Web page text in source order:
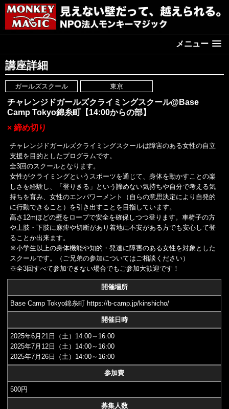
メニュー
講座詳細
ガールズスクール 東京
チャレンジドガールズクライミングスクール@Base
Camp Tokyo錦糸町【14:00からの部】
× 締め切り
チャレンジドガールズクライミングスクールは障害のある女性の自立
支援を目的としたプログラムです。
全3回のスクールとなります。
女性がクライミングというスポーツを通じて、身体を動かすことの楽
しさを経験し、「登りきる」という諦めない気持ちや自分で考える気
持ちを育み、女性のエンパワーメント（自らの意思決定により自発的
に行動できること）を引き出すことを目指しています。
高さ12mほどの壁をロープで安全を確保しつつ登ります。車椅子の方
や上肢・下肢に麻痺や切断があり着地に不安がある方でも安心して登
ることか出来ます。
※小学生以上の身体機能や知的・発達に障害のある女性を対象とした
スクールです。（ご兄弟の参加についてはご相談ください）
※全3回すべて参加できない場合でもご参加大歓迎です！
開催場所
Base Camp Tokyo錦糸町 https://b-camp.jp/kinshicho/
開催日時
2025年6月21日（土）14:00～16:00
2025年7月12日（土）14:00～16:00
2025年7月26日（土）14:00～16:00
参加費
500円
募集人数